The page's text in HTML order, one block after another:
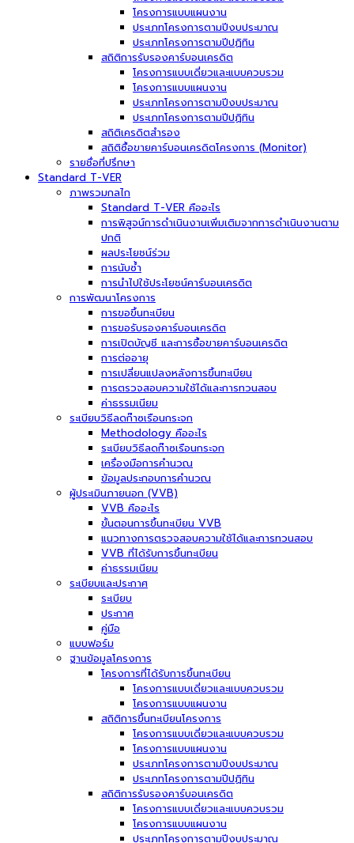
โครงการแบบแผนงาน
ประเภทโครงการตามปีงบประมาณ
ประเภทโครงการตามปีปฏิทิน
สถิติการรับรองคาร์บอนเครดิต
โครงการแบบเดี่ยวและแบบควบรวม
โครงการแบบแผนงาน
ประเภทโครงการตามปีงบประมาณ
ประเภทโครงการตามปีปฏิทิน
สถิติเครดิตสำรอง
สถิติซื้อขายคาร์บอนเครดิตโครงการ (Monitor)
รายชื่อที่ปรึกษา
Standard T-VER
ภาพรวมกลไก
Standard T-VER คืออะไร
การพิสูจน์การดำเนินงานเพิ่มเติมจากการดำเนินงานตาม
ปกติ
ผลประโยชน์ร่วม
การนับซ้ำ
การนำไปใช้ประโยชน์คาร์บอนเครดิต
การพัฒนาโครงการ
การขอขึ้นทะเบียน
การขอรับรองคาร์บอนเครดิต
การเปิดบัญชี และการซื้อขายคาร์บอนเครดิต
การต่ออายุ
การเปลี่ยนแปลงหลังการขึ้นทะเบียน
การตรวจสอบความใช้ได้และการทวนสอบ
ค่าธรรมเนียม
ระเบียบวิธีลดก๊าซเรือนกระจก
Methodology คืออะไร
ระเบียบวิธีลดก๊าซเรือนกระจก
เครื่องมือการคำนวณ
ข้อมูลประกอบการคำนวณ
ผู้ประเมินภายนอก (VVB)
VVB คืออะไร
ขั้นตอนการขึ้นทะเบียน VVB
แนวทางการตรวจสอบความใช้ได้และการทวนสอบ
VVB ที่ได้รับการขึ้นทะเบียน
ค่าธรรมเนียม
ระเบียบและประกาศ
ระเบียบ
ประกาศ
คู่มือ
แบบฟอร์ม
ฐานข้อมูลโครงการ
โครงการที่ได้รับการขึ้นทะเบียน
โครงการแบบเดี่ยวและแบบควบรวม
โครงการแบบแผนงาน
สถิติการขึ้นทะเบียนโครงการ
โครงการแบบเดี่ยวและแบบควบรวม
โครงการแบบแผนงาน
ประเภทโครงการตามปีงบประมาณ
ประเภทโครงการตามปีปฏิทิน
สถิติการรับรองคาร์บอนเครดิต
โครงการแบบเดี่ยวและแบบควบรวม
โครงการแบบแผนงาน
ประเภทโครงการตามปีงบประมาณ